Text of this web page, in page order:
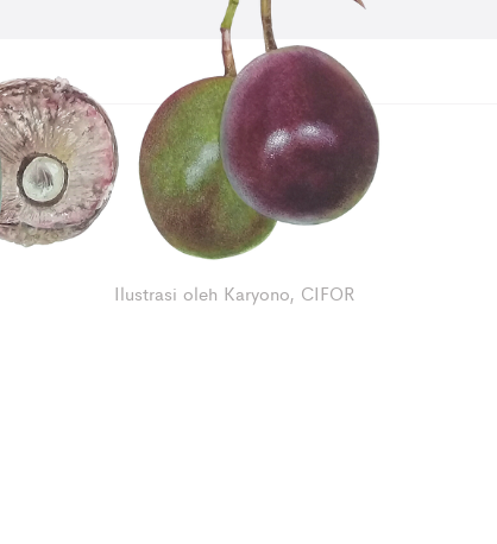
Ilustrasi oleh Karyono, CIFOR